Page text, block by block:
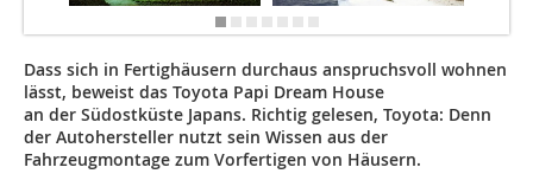
Dass sich in Fertighäusern durchaus anspruchsvoll wohnen
lässt, beweist das Toyota Papi Dream House
an der Südostküste Japans. Richtig gelesen, Toyota: Denn
der Autohersteller nutzt sein Wissen aus der
Fahrzeugmontage zum Vorfertigen von Häusern.